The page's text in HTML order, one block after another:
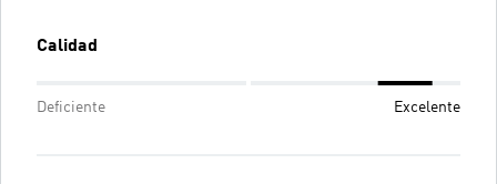
Calidad
Deficiente Excelente